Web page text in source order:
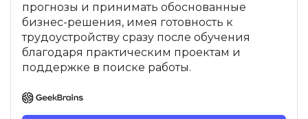
прогнозы и принимать обоснованные
бизнес-решения, имея готовность к
трудоустройству сразу после обучения
благодаря практическим проектам и
поддержке в поиске работы.